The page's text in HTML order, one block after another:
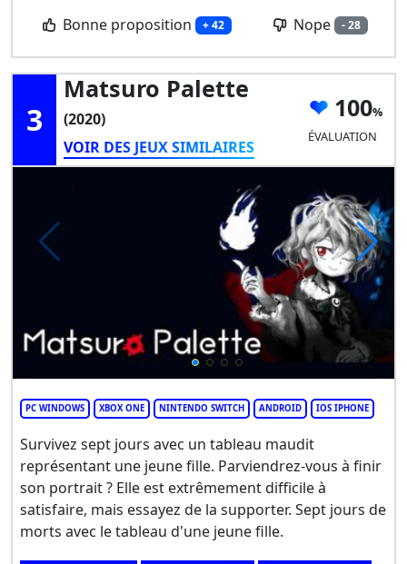
Bonne proposition + 42 Nope - 28
3
Matsuro Palette
(2020)
VOIR DES JEUX SIMILAIRES
100
ÉVALUATION
PC WINDOWS XBOX ONE NINTENDO SWITCH ANDROID IOS IPHONE
Survivez sept jours avec un tableau maudit
représentant une jeune fille. Parviendrez-vous à finir
son portrait ? Elle est extrêmement difficile à
satisfaire, mais essayez de la supporter. Sept jours de
morts avec le tableau d'une jeune fille.